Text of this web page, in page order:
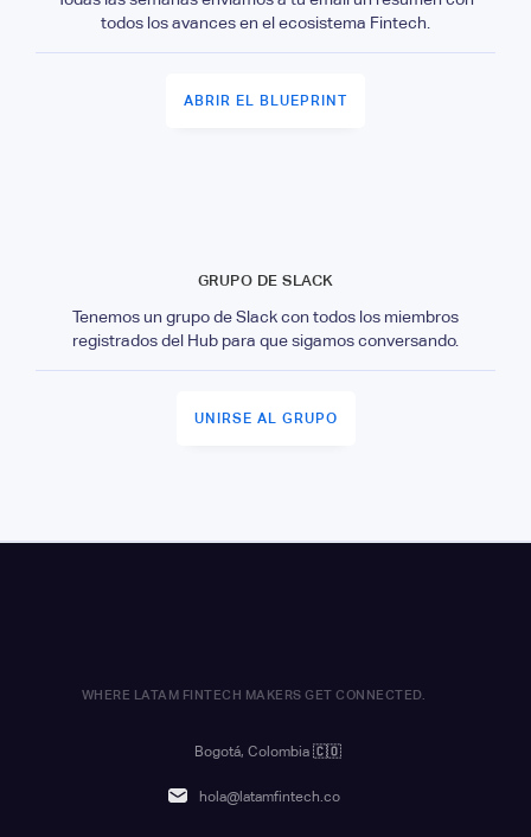
todos los avances en el ecosistema Fintech.
ABRIR EL BLUEPRINT
GRUPO DE SLACK
Tenemos un grupo de Slack con todos los miembros
registrados del Hub para que sigamos conversando.
UNIRSE AL GRUPO
WHERE LATAM FINTECH MAKERS GET CONNECTED.
Bogotá, Colombia 🇨🇴
hola@latamfintech.co